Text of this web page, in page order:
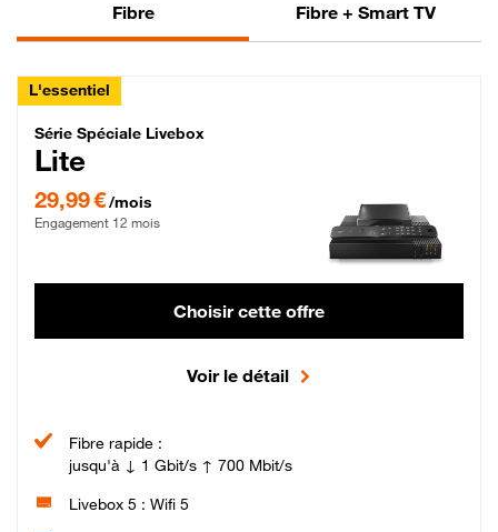
Fibre Fibre + Smart TV
L'essentiel
Série Spéciale Livebox Lite Fibre
Série Spéciale Livebox
Lite
29,99 €/mois
Engagement 12 mois
Choisir cette offre
Voir le détail
Fibre rapide :
jusqu'à ↓ 1 Gbit/s ↑ 700 Mbit/s
Livebox 5 : Wifi 5